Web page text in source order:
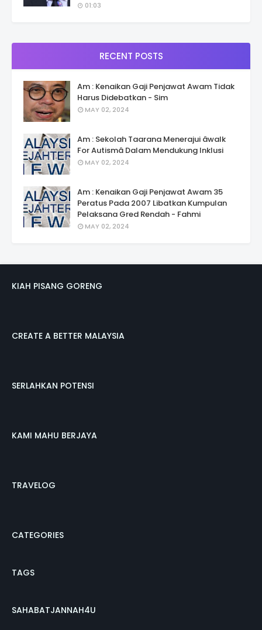
01:03
RECENT POSTS
Am : Kenaikan Gaji Penjawat Awam Tidak
Harus Didebatkan - Sim
MAY 02, 2024
Am : Sekolah Taarana Menerajui âwalk
For Autismâ Dalam Mendukung Inklusi
MAY 02, 2024
Am : Kenaikan Gaji Penjawat Awam 35
Peratus Pada 2007 Libatkan Kumpulan
Pelaksana Gred Rendah - Fahmi
MAY 02, 2024
KIAH PISANG GORENG
CREATE A BETTER MALAYSIA
SERLAHKAN POTENSI
KAMI MAHU BERJAYA
TRAVELOG
CATEGORIES
TAGS
SAHABATJANNAH4U